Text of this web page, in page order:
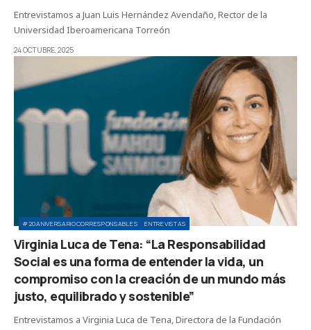
Entrevistamos a Juan Luis Hernández Avendaño, Rector de la
Universidad Iberoamericana Torreón
24 OCTUBRE, 2025
#20ANIVERSARIOCORRESPONSABLES ENTREVISTAS
Virginia Luca de Tena: “La Responsabilidad
Social es una forma de entender la vida, un
compromiso con la creación de un mundo más
justo, equilibrado y sostenible”
Entrevistamos a Virginia Luca de Tena, Directora de la Fundación